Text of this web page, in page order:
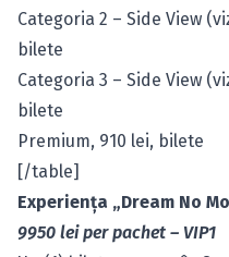
Categoria 2 – Side View
bilete
Categoria 3 – Side View
bilete
Premium, 910 lei, bilete
[/table]
Experienţa „Dream No
9950 lei per pachet – VIP1